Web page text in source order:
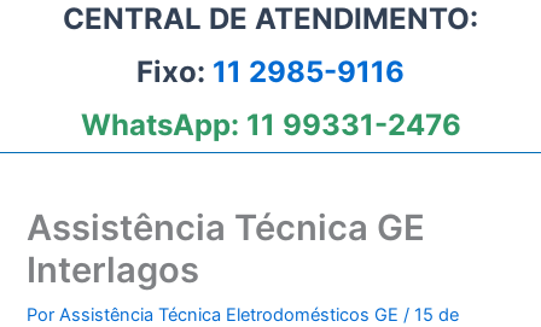
CENTRAL DE ATENDIMENTO:
Fixo: 11 2985-9116
WhatsApp: 11 99331-2476
Assistência Técnica GE
Interlagos
PorAssistência Técnica Eletrodomésticos GE/15 de